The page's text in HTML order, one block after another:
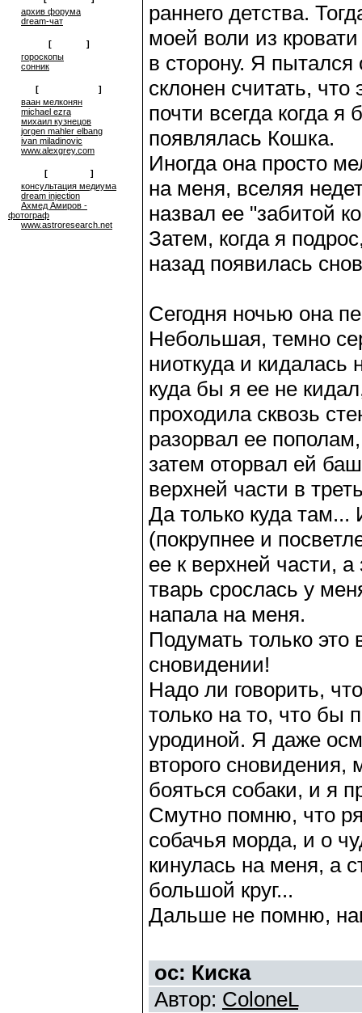
архив форума
dream-чат
[
]
гороскопы
сонник
[
]
ваан мелконян
michael ezra
михаил кузнецов
jorgen mahler elbang
ivan miladinovic
www.alexgrey.com
[
]
консультация медиума
dream injection
Ахмед Амиров -
фотограф
www.astroresearch.net
раннего детства.
моей воли из
в сторону. Я
склонен считать,
почти всегда когда я
появлялась Кошка.
Иногда она просто
на меня, вселяя
назвал ее "забитой
Затем, когда я
назад появилась
Сегодня ночью она
Небольшая, темно
ниоткуда и кидалась
куда бы я ее не
проходила сквозь
разорвал ее
затем оторвал ей
верхней части в
Да только куда там...
(покрупнее и
ее к верхней части,
тварь срослась у
напала на меня.
Подумать только это
сновидении!
Надо ли говорить,
только на то, что бы
уродиной. Я даже
второго
бояться собаки, и я
Смутно помню, что
собачья морда, и о
кинулась на меня, а
большой круг...
Дальше не помню,
ос: Киска
Автор: ColoneL